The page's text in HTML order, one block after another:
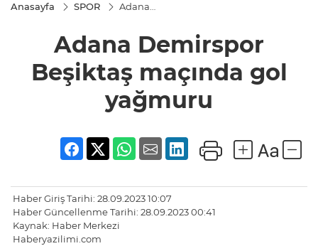
Anasayfa SPOR
Adana
maçında
gol
Adana Demirspor
Beşiktaş maçında gol
yağmuru
Haber Giriş Tarihi: 28.09.2023 10:07
Haber Güncellenme Tarihi: 28.09.2023 00:41
Kaynak: Haber Merkezi
Haberyazilimi.com